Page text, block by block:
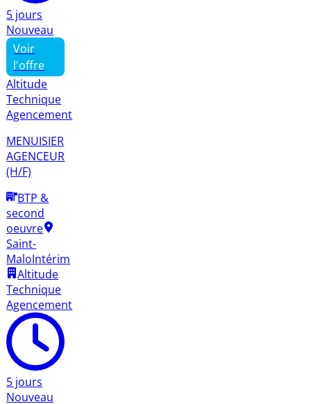
5 jours
Nouveau
Voir
l'offre
Altitude
Technique
Agencement
MENUISIER
AGENCEUR
(H/F)
BTP &
second
oeuvre
Saint-
MaloIntérim
Altitude
Technique
Agencement
5 jours
Nouveau